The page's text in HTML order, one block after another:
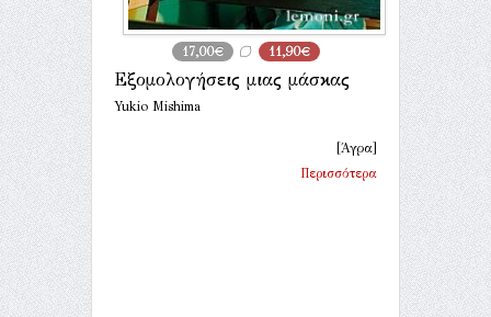
17,00€ 11,90€
Εξομολογήσεις μιας μάσκας
Yukio Mishima
[Άγρα]
Περισσότερα